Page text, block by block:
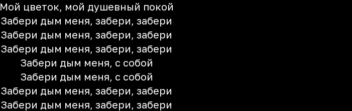
Мой цветок, мой душевный покой
Забери дым меня, забери, забери
Забери дым меня, забери, забери
Забери дым меня, забери, забери
Забери дым меня, с собой
Забери дым меня, с собой
Забери дым меня, забери, забери
Забери дым меня, забери, забери